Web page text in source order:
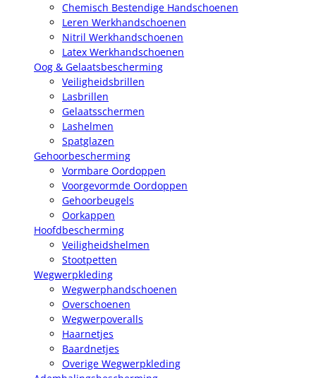
Chemisch Bestendige Handschoenen
Leren Werkhandschoenen
Nitril Werkhandschoenen
Latex Werkhandschoenen
Oog & Gelaatsbescherming
Veiligheidsbrillen
Lasbrillen
Gelaatsschermen
Lashelmen
Spatglazen
Gehoorbescherming
Vormbare Oordoppen
Voorgevormde Oordoppen
Gehoorbeugels
Oorkappen
Hoofdbescherming
Veiligheidshelmen
Stootpetten
Wegwerpkleding
Wegwerphandschoenen
Overschoenen
Wegwerpoveralls
Haarnetjes
Baardnetjes
Overige Wegwerpkleding